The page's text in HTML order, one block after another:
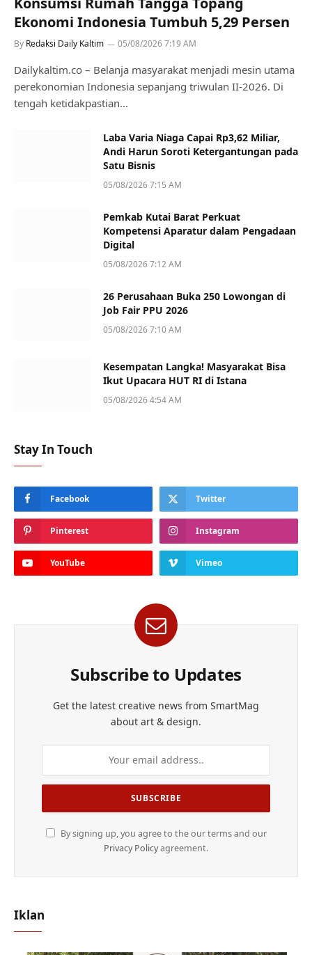
Ekonomi Indonesia Tumbuh 5,29 Persen
By Redaksi Daily Kaltim 05/08/2026 7:19 AM
Dailykaltim.co – Belanja masyarakat menjadi mesin utama
perekonomian Indonesia sepanjang triwulan II-2026. Di
tengah ketidakpastian…
Laba Varia Niaga Capai Rp3,62 Miliar,
Andi Harun Soroti Ketergantungan pada
Satu Bisnis
05/08/2026 7:15 AM
Pemkab Kutai Barat Perkuat
Kompetensi Aparatur dalam Pengadaan
Digital
05/08/2026 7:12 AM
26 Perusahaan Buka 250 Lowongan di
Job Fair PPU 2026
05/08/2026 7:10 AM
Kesempatan Langka! Masyarakat Bisa
Ikut Upacara HUT RI di Istana
05/08/2026 4:54 AM
Stay In Touch
Facebook Twitter
Pinterest Instagram
YouTube Vimeo
Subscribe to Updates
Get the latest creative news from SmartMag
about art & design.
By signing up, you agree to the our terms and our
Privacy Policyagreement.
Iklan